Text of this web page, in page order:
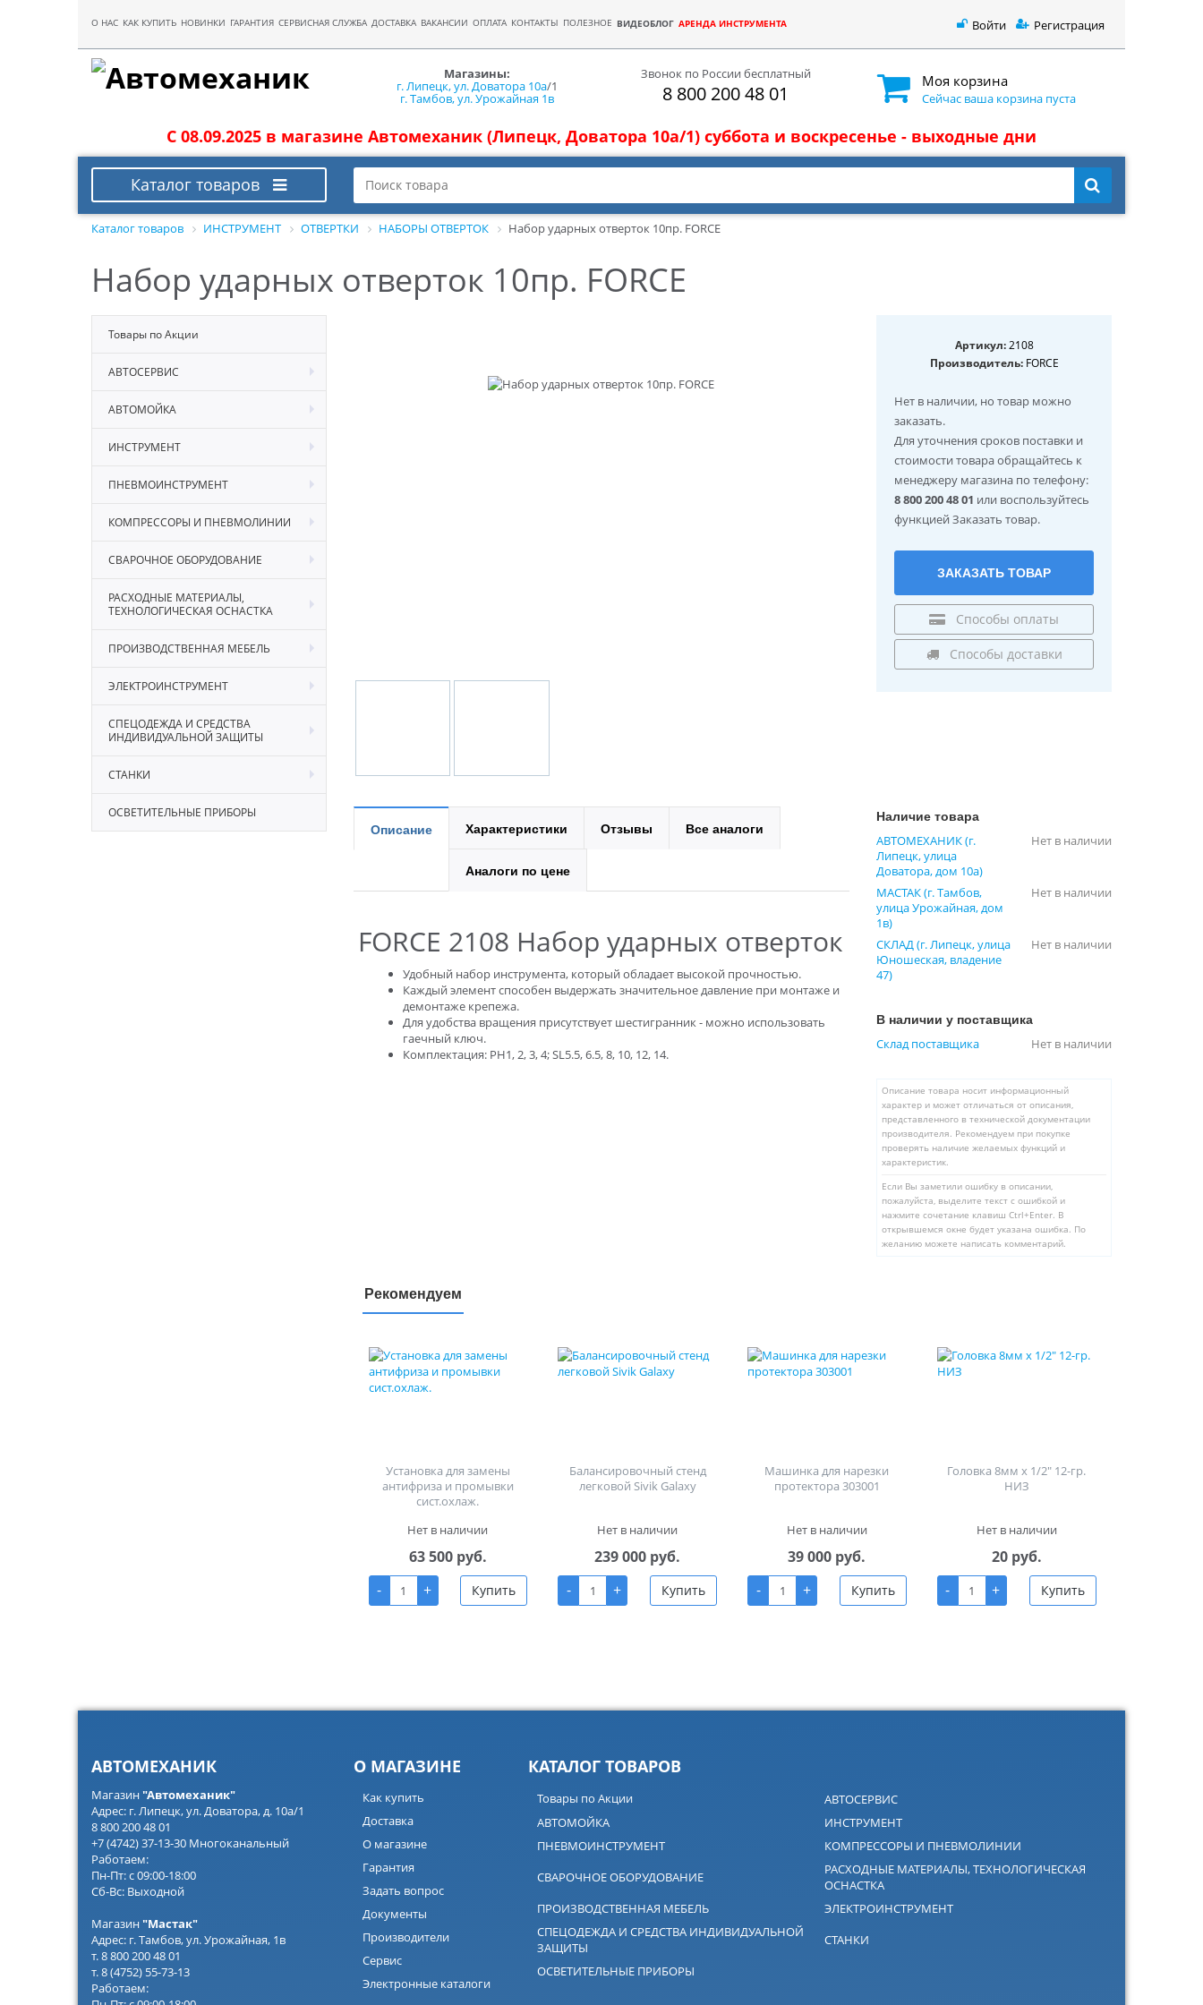
О НАС КАК КУПИТЬ НОВИНКИ ГАРАНТИЯ СЕРВИСНАЯ СЛУЖБА ДОСТАВКА ВАКАНСИИ ОПЛАТА КОНТАКТЫ ПОЛЕЗНОЕ ВИДЕОБЛОГ АРЕНДА ИНСТРУМЕНТА Войти Регистрация
Магазины:
г. Липецк, ул. Доватора 10а/1
г. Тамбов, ул. Урожайная 1в
Звонок по России бесплатный
8 800 200 48 01
Моя корзина
Сейчас ваша корзина пуста
С 08.09.2025 в магазине Автомеханик (Липецк, Доватора 10а/1) суббота и воскресенье - выходные дни
Каталог товаров
Каталог товаров ИНСТРУМЕНТ ОТВЕРТКИ НАБОРЫ ОТВЕРТОК Набор ударных отверток 10пр. FORCE
Набор ударных отверток 10пр. FORCE
Товары по Акции
АВТОСЕРВИС
АВТОМОЙКА
ИНСТРУМЕНТ
ПНЕВМОИНСТРУМЕНТ
КОМПРЕССОРЫ И ПНЕВМОЛИНИИ
СВАРОЧНОЕ ОБОРУДОВАНИЕ
РАСХОДНЫЕ МАТЕРИАЛЫ,
ТЕХНОЛОГИЧЕСКАЯ ОСНАСТКА
ПРОИЗВОДСТВЕННАЯ МЕБЕЛЬ
ЭЛЕКТРОИНСТРУМЕНТ
СПЕЦОДЕЖДА И СРЕДСТВА
ИНДИВИДУАЛЬНОЙ ЗАЩИТЫ
СТАНКИ
ОСВЕТИТЕЛЬНЫЕ ПРИБОРЫ
Артикул:2108
Производитель:FORCE
Нет в наличии, но товар можно
заказать.
Для уточнения сроков поставки и
стоимости товара обращайтесь к
менеджеру магазина по телефону:
8 800 200 48 01 или воспользуйтесь
функцией Заказать товар.
ЗАКАЗАТЬ ТОВАР
Способы оплаты
Способы доставки
Описание Характеристики Отзывы Все аналоги
Аналоги по цене
FORCE 2108 Набор ударных отверток
Удобный набор инструмента, который обладает высокой прочностью.
Каждый элемент способен выдержать значительное давление при монтаже и
демонтаже крепежа.
Для удобства вращения присутствует шестигранник - можно использовать
гаечный ключ.
Комплектация: PH1, 2, 3, 4; SL5.5, 6.5, 8, 10, 12, 14.
Наличие товара
АВТОМЕХАНИК (г.
Липецк, улица
Доватора, дом 10а)
Нет в наличии
МАСТАК (г. Тамбов,
улица Урожайная, дом
1в)
Нет в наличии
СКЛАД (г. Липецк, улица
Юношеская, владение
47)
Нет в наличии
В наличии у поставщика
Склад поставщика Нет в наличии
Описание товара носит информационный
характер и может отличаться от описания,
представленного в технической документации
производителя. Рекомендуем при покупке
проверять наличие желаемых функций и
характеристик.
Если Вы заметили ошибку в описании,
пожалуйста, выделите текст с ошибкой и
нажмите сочетание клавиш Ctrl+Enter. В
открывшемся окне будет указана ошибка. По
желанию можете написать комментарий.
Рекомендуем
Установка для замены
антифриза и промывки
сист.охлаж.
Нет в наличии
63 500 руб.
-
+ Купить
Балансировочный стенд
легковой Sivik Galaxy
Нет в наличии
239 000 руб.
-
+ Купить
Машинка для нарезки
протектора 303001
Нет в наличии
39 000 руб.
-
+ Купить
Головка 8мм х 1/2" 12-гр.
НИЗ
Нет в наличии
20 руб.
-
+ Купить
АВТОМЕХАНИК
Магазин"Автомеханик"
Адрес: г. Липецк, ул. Доватора, д. 10а/1
8 800 200 48 01
+7 (4742) 37-13-30 Многоканальный
Работаем:
Пн-Пт: с 09:00-18:00
Сб-Вс: Выходной
Магазин "Мастак"
Адрес: г. Тамбов, ул. Урожайная, 1в
т. 8 800 200 48 01
т. 8 (4752) 55-73-13
Работаем:
О МАГАЗИНЕ
Как купить
Доставка
О магазине
Гарантия
Задать вопрос
Документы
Производители
Сервис
Электронные каталоги
КАТАЛОГ ТОВАРОВ
Товары по Акции
АВТОСЕРВИС
АВТОМОЙКА
ИНСТРУМЕНТ
ПНЕВМОИНСТРУМЕНТ
КОМПРЕССОРЫ И ПНЕВМОЛИНИИ
СВАРОЧНОЕ ОБОРУДОВАНИЕ
РАСХОДНЫЕ МАТЕРИАЛЫ, ТЕХНОЛОГИЧЕСКАЯ
ОСНАСТКА
ПРОИЗВОДСТВЕННАЯ МЕБЕЛЬ
ЭЛЕКТРОИНСТРУМЕНТ
СПЕЦОДЕЖДА И СРЕДСТВА ИНДИВИДУАЛЬНОЙ
ЗАЩИТЫ
СТАНКИ
ОСВЕТИТЕЛЬНЫЕ ПРИБОРЫ